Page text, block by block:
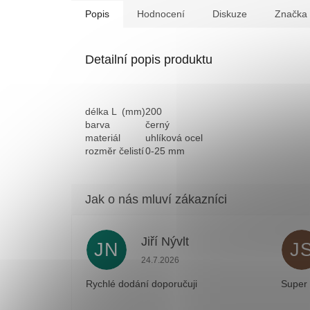
Popis Hodnocení Diskuze Značka
Detailní popis produktu
délka L (mm)200
barva
černý
materiál
uhlíková ocel
rozměr čelistí0-25 mm
JN Jiří Nývlt
Hodnocení obchodu je 5 z 5
24.7.2026
Rychlé dodání doporučuji Super